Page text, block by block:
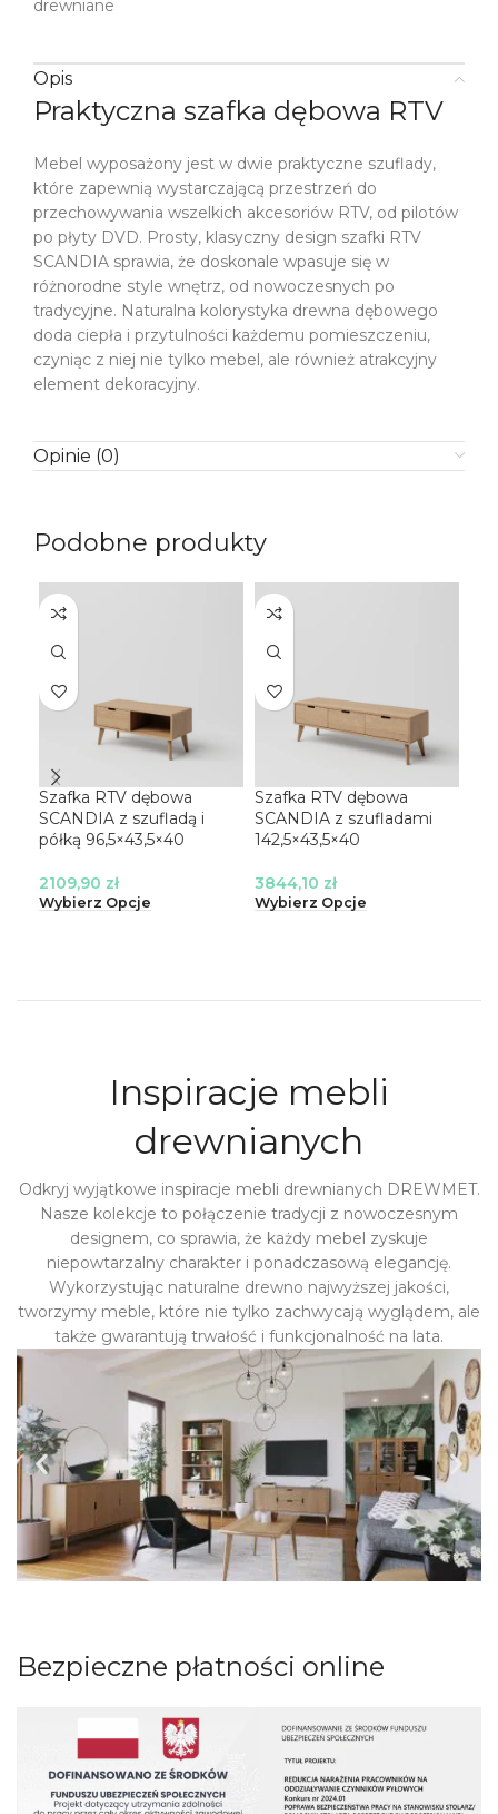
drewniane
Opis
Praktyczna szafka dębowa RTV
Mebel wyposażony jest w dwie praktyczne szuflady,
które zapewnią wystarczającą przestrzeń do
przechowywania wszelkich akcesoriów RTV, od pilotów
po płyty DVD. Prosty, klasyczny design szafki RTV
SCANDIA sprawia, że doskonale wpasuje się w
różnorodne style wnętrz, od nowoczesnych po
tradycyjne. Naturalna kolorystyka drewna dębowego
doda ciepła i przytulności każdemu pomieszczeniu,
czyniąc z niej nie tylko mebel, ale również atrakcyjny
element dekoracyjny.
Opinie (0)
Podobne produkty
Szafka RTV dębowa
SCANDIA z szufladą i
półką 96,5×43,5×40
2109,90 zł
Wybierz Opcje
Szafka RTV dębowa
SCANDIA z szufladami
142,5×43,5×40
3844,10 zł
Wybierz Opcje
Inspiracje mebli
drewnianych
Odkryj wyjątkowe inspiracje mebli drewnianych DREWMET.
Nasze kolekcje to połączenie tradycji z nowoczesnym
designem, co sprawia, że każdy mebel zyskuje
niepowtarzalny charakter i ponadczasową elegancję.
Wykorzystując naturalne drewno najwyższej jakości,
tworzymy meble, które nie tylko zachwycają wyglądem, ale
także gwarantują trwałość i funkcjonalność na lata.
Bezpieczne płatności online